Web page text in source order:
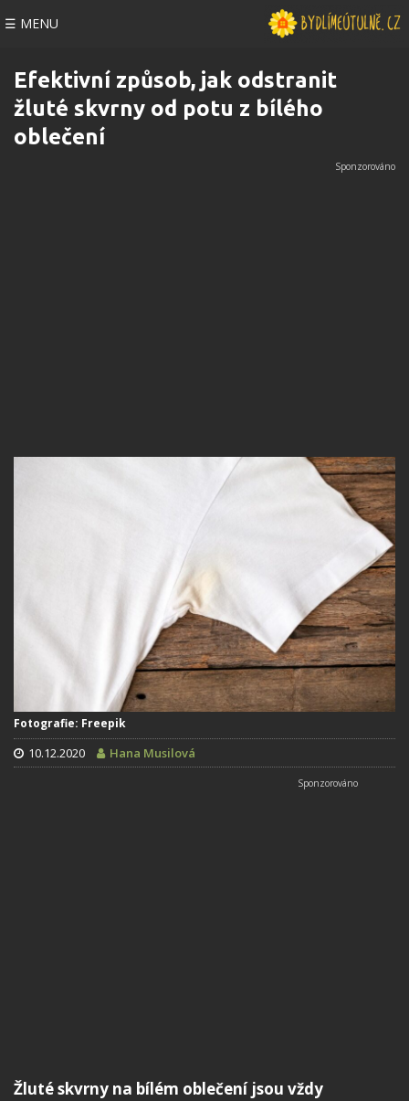
☰ MENU
Efektivní způsob, jak odstranit
žluté skvrny od potu z bílého
oblečení
Fotografie: Freepik
10.12.2020 Hana Musilová
Žluté skvrny na bílém oblečení jsou vždy